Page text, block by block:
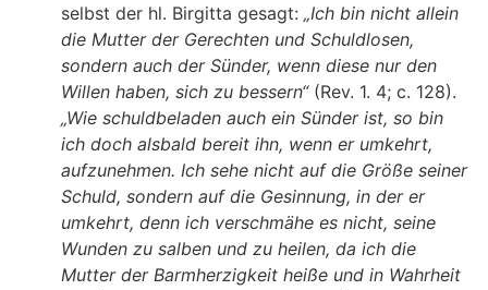
selbst der hl. Birgitta gesagt: „Ich bin nicht allein
die Mutter der Gerechten und Schuldlosen,
sondern auch der Sünder, wenn diese nur den
Willen haben, sich zu bessern“(Rev. 1. 4; c. 128).
„Wie schuldbeladen auch ein Sünder ist, so bin
ich doch alsbald bereit ihn, wenn er umkehrt,
aufzunehmen. Ich sehe nicht auf die Größe seiner
Schuld, sondern auf die Gesinnung, in der er
umkehrt, denn ich verschmähe es nicht, seine
Wunden zu salben und zu heilen, da ich die
Mutter der Barmherzigkeit heiße und in Wahrheit